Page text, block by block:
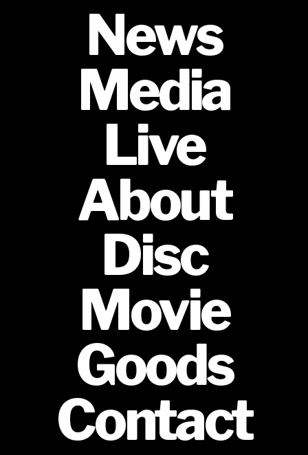
News
Media
Live
About
Disc
Movie
Goods
Contact